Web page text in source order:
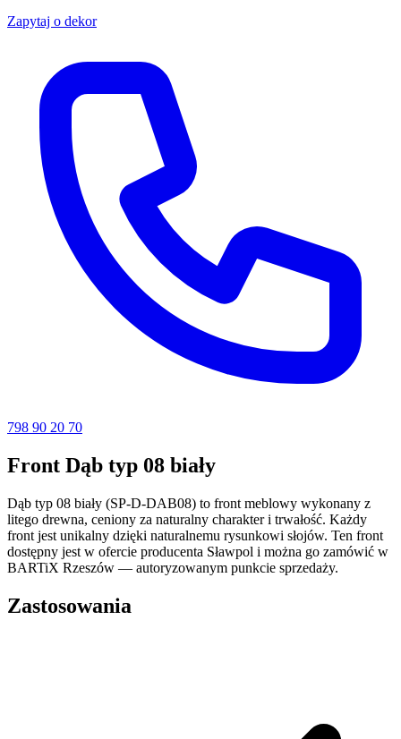
Zapytaj o dekor
798 90 20 70
Front Dąb typ 08 biały
Dąb typ 08 biały (SP-D-DAB08) to front meblowy wykonany z
litego drewna, ceniony za naturalny charakter i trwałość. Każdy
front jest unikalny dzięki naturalnemu rysunkowi słojów. Ten front
dostępny jest w ofercie producenta Sławpol i można go zamówić w
BARTiX Rzeszów — autoryzowanym punkcie sprzedaży.
Zastosowania